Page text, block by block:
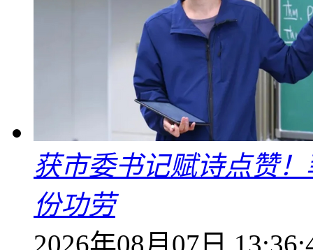
获市委书记赋诗点赞
份功劳
2026年08月07日